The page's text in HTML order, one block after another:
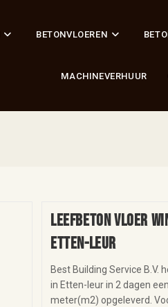
BETONVLOEREN
MACHINEVERHUUR
Leefbeton vloer
Etten-Leur
Best Building Service B.V.
in Etten-leur in 2 dagen
meter(m2) opgeleverd.